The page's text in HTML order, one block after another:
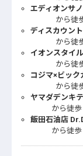
エディオンサ
から徒
ディスカウン
から徒
イオンスタイ
から徒
コジマ×ビック
から徒
ヤマダデンキ
から徒歩
飯田石油店
から徒歩